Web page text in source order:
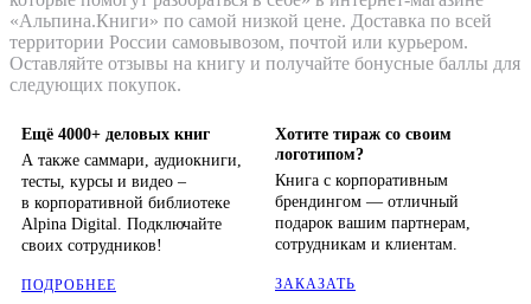
«Альпина.Книги» по самой низкой цене. Доставка по всей
территории России самовывозом, почтой или курьером.
Оставляйте отзывы на книгу и получайте бонусные баллы для
следующих покупок.
Ещё 4000+ деловых книг
А также саммари, аудиокниги,
тесты, курсы и видео –
в корпоративной библиотеке
Alpina Digital. Подключайте
своих сотрудников!
ПОДРОБНЕЕ
Хотите тираж со своим
логотипом?
Книга с корпоративным
брендингом — отличный
подарок вашим партнерам,
сотрудникам и клиентам.
ЗАКАЗАТЬ